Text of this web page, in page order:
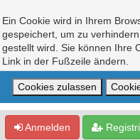
Ein Cookie wird in Ihrem
gespeichert, um zu
gestellt wird. Sie können Ihre
Link in der Fußzeile ändern.
Anmelden